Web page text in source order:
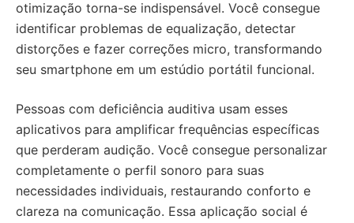
otimização torna-se indispensável. Você consegue
identificar problemas de equalização, detectar
distorções e fazer correções micro, transformando
seu smartphone em um estúdio portátil funcional.
Pessoas com deficiência auditiva usam esses
aplicativos para amplificar frequências específicas
que perderam audição. Você consegue personalizar
completamente o perfil sonoro para suas
necessidades individuais, restaurando conforto e
clareza na comunicação. Essa aplicação social é